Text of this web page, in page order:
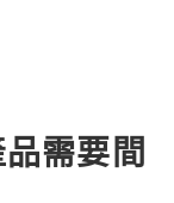
需要間